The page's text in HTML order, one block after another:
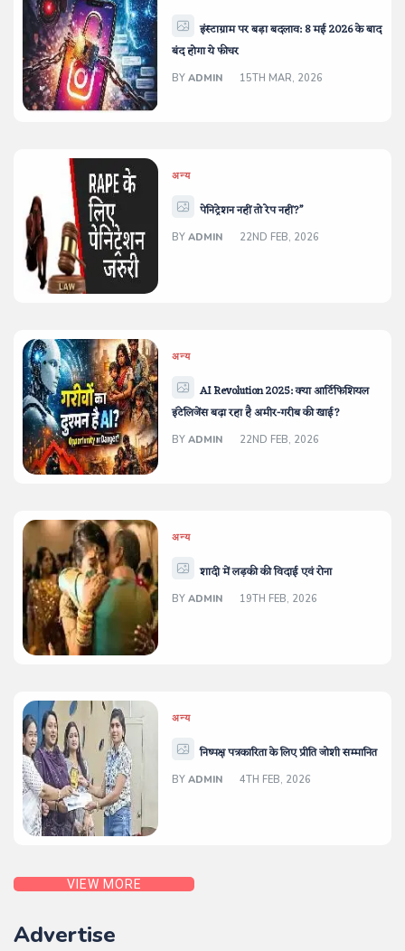
इंस्टाग्राम पर बड़ा बदलाव: 8 मई 2026 के बाद
बंद होगा ये फीचर
BY ADMIN 15TH MAR, 2026
अन्य
पेनिट्रेशन नहीं तो रेप नहीं?”
BY ADMIN 22ND FEB, 2026
अन्य
AI Revolution 2025: क्या आर्टिफिशियल
इंटेलिजेंस बढ़ा रहा है अमीर-गरीब की खाई?
BY ADMIN 22ND FEB, 2026
अन्य
शादी में लड़की की विदाई एवं रोना
BY ADMIN 19TH FEB, 2026
अन्य
निष्पक्ष पत्रकारिता के लिए प्रीति जोशी सम्मानित
BY ADMIN 4TH FEB, 2026
VIEW MORE
Advertise